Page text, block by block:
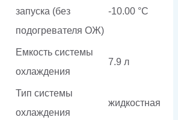
запуска (без
подогревателя ОЖ)
-10.00 °С
Емкость системы
охлаждения
7.9 л
Тип системы
охлаждения
жидкостная